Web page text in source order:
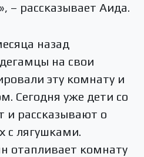
– рассказывает Аида.
назад
на свои
эту комнату и
Сегодня уже дети со
рассказывают о
с лягушками.
отапливает комнату